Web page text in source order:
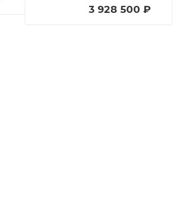
3 928 500 ₽